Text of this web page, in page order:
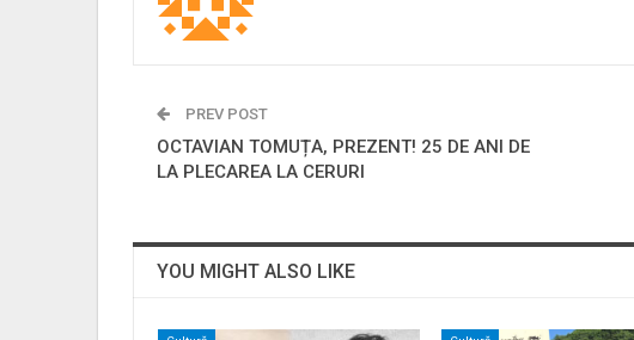
PREV POST
OCTAVIAN TOMUȚA, PREZENT! 25 DE ANI DE
LA PLECAREA LA CERURI
YOU MIGHT ALSO LIKE